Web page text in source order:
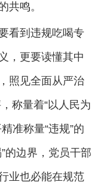
共鸣。
看到违规吃喝专
，更要读懂其中
照见全面从严治
称量着“以人民为
准称量“违规”的
的边界，党员干部
业也必能在规范